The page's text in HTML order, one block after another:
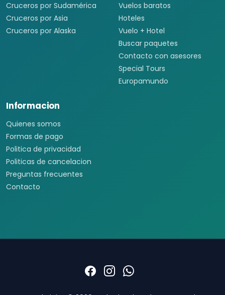
Cruceros por Sudamérica
Cruceros por Asia
Cruceros por Alaska
Vuelos baratos
Hoteles
Vuelo + Hotel
Buscar paquetes
Contacto con asesores
Special Tours
Europamundo
Informacion
Quienes somos
Formas de pago
Politica de privacidad
Politicas de cancelacion
Preguntas frecuentes
Contacto